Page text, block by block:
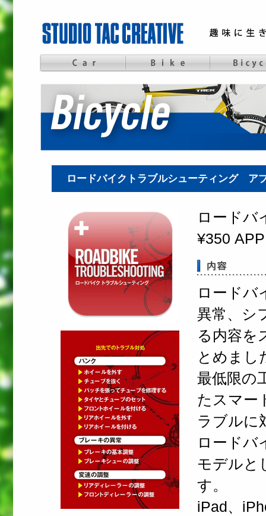
ロードバイクトラブルシューティング ア
ロードバ
¥350
ロードバ
異常、シ
る内容を
とめまし
最低限の
たスマー
ラブルに
ロードバ
モデルと
す。
iPad、